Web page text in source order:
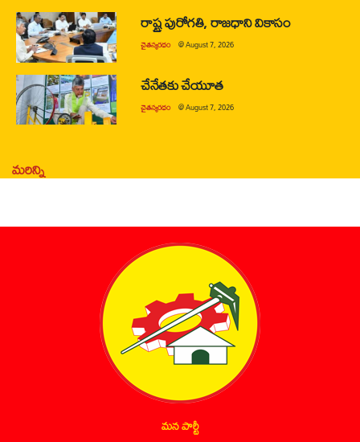
రాష్ట్ర పురోగతి, రాజధాని వికాసం
చైతన్యరధం @August 7, 2026
చేనేతకు చేయూత
చైతన్యరధం @August 7, 2026
మరిన్ని
మన పార్టీ